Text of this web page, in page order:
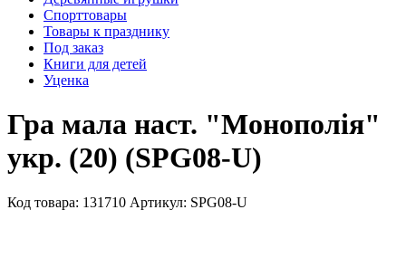
Спорттовары
Товары к празднику
Под заказ
Книги для детей
Уценка
Гра мала наст. "Монополія"
укр. (20) (SPG08-U)
Код товара: 131710 Артикул: SPG08-U